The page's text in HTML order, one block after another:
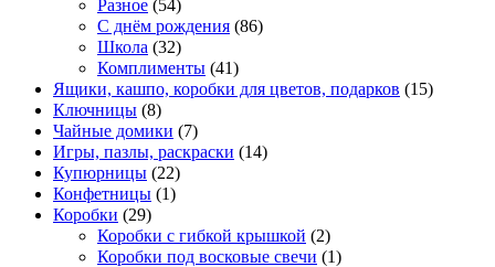
Разное (54)
С днём рождения (86)
Школа (32)
Комплименты (41)
Ящики, кашпо, коробки для цветов, подарков (15)
Ключницы (8)
Чайные домики (7)
Игры, пазлы, раскраски (14)
Купюрницы (22)
Конфетницы (1)
Коробки (29)
Коробки с гибкой крышкой (2)
Коробки под восковые свечи (1)